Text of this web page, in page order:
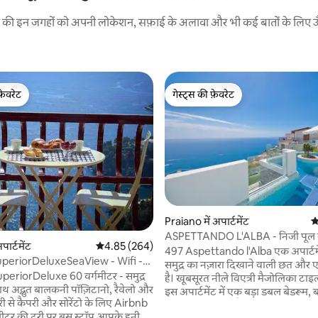
इन जगहों को अपनी लोकेशन, सफ़ाई के अलावा और भी कई बातों के लिए
औसत रेटिंग 5 में से 4.85, 264 समीक्षाएँ
4.85 (264)
- Wifi -
अद्भुत बालकनी पॉज़िटानो, रैवेलो और
से कैपरी और सोरेंटो के लिए Airbnb
गेस्ट्स की फ़ेवरेट
गेस्ट्स की फ़ेवरेट
Praiano में अपार्टमेंट
ASPETTANDO L'ALBA - निजी पूल
अपार्टमेंट
497 Aspettando l'Alba एक
समुद्र का नज़ारा दिखाने वाली छत और
है। खूबसूरत नीले विएत्री मैजोलिका
इस अपार्टमेंट में एक बड़ा डबल बेडरूम,